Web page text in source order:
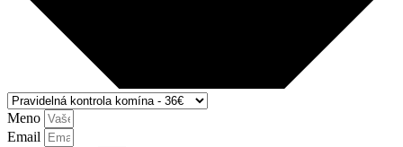
Meno
Email